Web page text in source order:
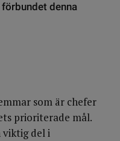
denna
som är chefer
prioriterade mål.
viktig del i